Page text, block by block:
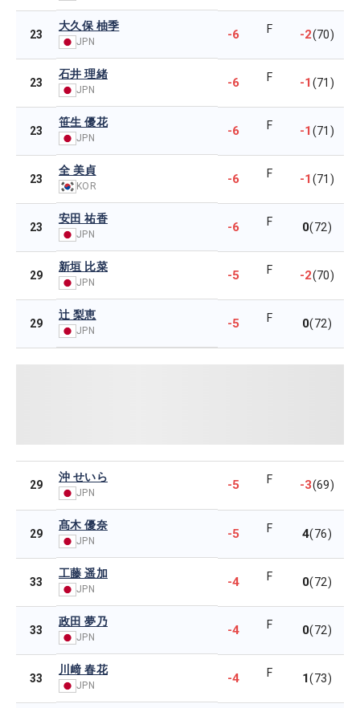
23
大久保 柚季
JPN -6 F -2(70)
23
石井 理緒
JPN -6 F -1(71)
23
笹生 優花
JPN -6 F -1(71)
23
全 美貞
KOR -6 F -1(71)
23
安田 祐香
JPN -6 F 0(72)
29
新垣 比菜
JPN -5 F -2(70)
29
辻 梨恵
JPN -5 F 0(72)
29
沖 せいら
JPN
-5 F -3(69)
29
髙木 優奈
JPN -5 F 4(76)
33
工藤 遥加
JPN -4 F 0(72)
33
政田 夢乃
JPN -4 F 0(72)
33
川﨑 春花
JPN -4 F 1(73)